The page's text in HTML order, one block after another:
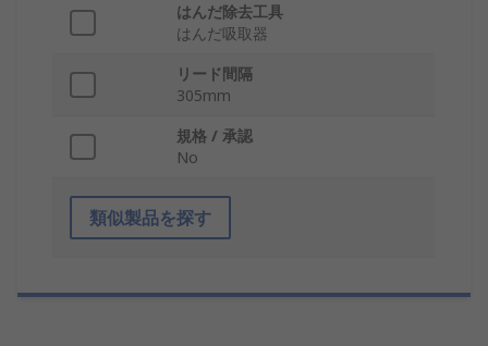
はんだ除去工具
はんだ吸取器
リード間隔
305mm
規格 / 承認
No
類似製品を探す